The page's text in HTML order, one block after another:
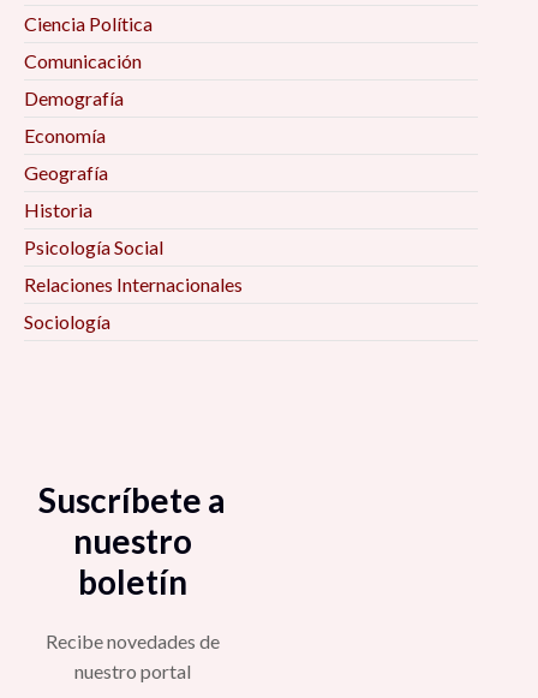
Ciencia Política
Comunicación
Demografía
Economía
Geografía
Historia
Psicología Social
Relaciones Internacionales
Sociología
Suscríbete a
nuestro
boletín
Recibe novedades de
nuestro portal